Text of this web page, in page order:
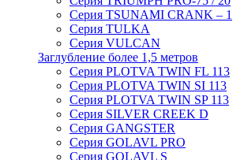
Серия TSUNAMI CRANK – 1
Серия TULKA
Серия VULCAN
Заглубление более 1,5 метров
Серия PLOTVA TWIN FL 113
Серия PLOTVA TWIN SI 113
Серия PLOTVA TWIN SP 113
Серия SILVER CREEK D
Серия GANGSTER
Серия GOLAVL PRO
Серия GOLAVL S